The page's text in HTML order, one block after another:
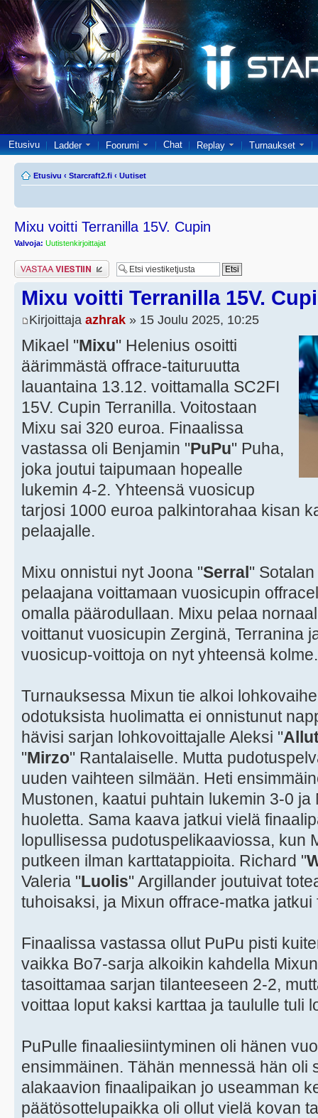
Etusivu Ladder Foorumi Chat Replay Turnaukset
Etusivu ‹ Starcraft2.fi ‹ Uutiset
Mixu voitti Terranilla 15V. Cupin
Valvoja: Uutistenkirjoittajat
Lähetä vastaus
Mixu voitti Terranilla 15V.
Kirjoittaja azhrak » 15 Joulu 2025, 10:25
Mikael "Mixu" Helenius osoitti
äärimmästä offrace-taituruutta
lauantaina 13.12. voittamalla SC2FI
15V. Cupin Terranilla. Voitostaan
Mixu sai 320 euroa. Finaalissa
vastassa oli Benjamin "PuPu" Puha,
joka joutui taipumaan hopealle
lukemin 4-2. Yhteensä vuosicup
tarjosi 1000 euroa palkintorahaa kisan
pelaajalle.
Mixu onnistui nyt Joona "Serral"
pelaajana voittamaan vuosicupin
omalla päärodullaan. Mixu pelaa
voittanut vuosicupin Zerginä, Terranina
vuosicup-voittoja on nyt yhteensä kolme.
Turnauksessa Mixun tie alkoi
odotuksista huolimatta ei onnistunut
hävisi sarjan lohkovoittajalle Aleksi "
"Mirzo" Rantalaiselle. Mutta
uuden vaihteen silmään. Heti
Mustonen, kaatui puhtain lukemin 3-0
huoletta. Sama kaava jatkui vielä
lopullisessa pudotuspelikaaviossa, kun
putkeen ilman karttatappioita. Richard "
Valeria "Luolis" Argillander joutuivat
tuhoisaksi, ja Mixun offrace-matka jatkui
Finaalissa vastassa ollut PuPu pisti
vaikka Bo7-sarja alkoikin kahdella
tasoittamaa sarjan tilanteeseen 2-2,
voittaa loput kaksi karttaa ja taululle tuli
PuPulle finaaliesiintyminen oli hänen
ensimmäinen. Tähän mennessä hän oli
alakaavion finaalipaikan jo useamman
päätösottelupaikka oli ollut vielä kovan